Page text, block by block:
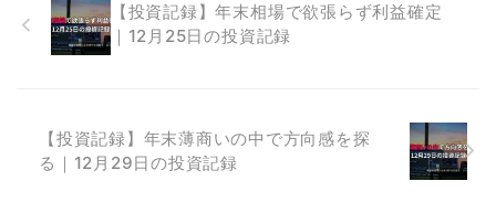
【投資記録】年末相場で欲張らず利益確定
｜12月25日の投資記録
【投資記録】年末薄商いの中で方向感を探
る｜12月29日の投資記録